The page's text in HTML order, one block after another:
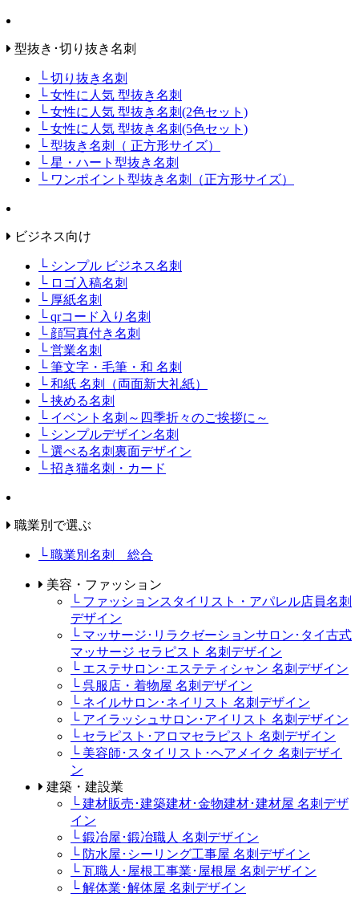
型抜き･切り抜き名刺
└ 切り抜き名刺
└ 女性に人気 型抜き名刺
└ 女性に人気 型抜き名刺(2色セット)
└ 女性に人気 型抜き名刺(5色セット)
└ 型抜き名刺（ 正方形サイズ）
└ 星・ハート型抜き名刺
└ ワンポイント型抜き名刺（正方形サイズ）
ビジネス向け
└ シンプル ビジネス名刺
└ ロゴ入稿名刺
└ 厚紙名刺
└ qrコード入り名刺
└ 顔写真付き名刺
└ 営業名刺
└ 筆文字・毛筆・和 名刺
└ 和紙 名刺（両面新大礼紙）
└ 挟める名刺
└ イベント名刺～四季折々のご挨拶に～
└ シンプルデザイン名刺
└ 選べる名刺裏面デザイン
└ 招き猫名刺・カード
職業別で選ぶ
└ 職業別名刺 総合
美容・ファッション
└ ファッションスタイリスト・アパレル店員名刺
デザイン
└ マッサージ･リラクゼーションサロン･タイ古式
マッサージ セラピスト 名刺デザイン
└ エステサロン･エステティシャン 名刺デザイン
└ 呉服店・着物屋 名刺デザイン
└ ネイルサロン･ネイリスト 名刺デザイン
└ アイラッシュサロン･アイリスト 名刺デザイン
└ セラピスト･アロマセラピスト 名刺デザイン
└ 美容師･スタイリスト･ヘアメイク 名刺デザイ
ン
建築・建設業
└ 建材販売･建築建材･金物建材･建材屋 名刺デザ
イン
└ 鍛冶屋･鍛冶職人 名刺デザイン
└ 防水屋･シーリング工事屋 名刺デザイン
└ 瓦職人･屋根工事業･屋根屋 名刺デザイン
└ 解体業･解体屋 名刺デザイン